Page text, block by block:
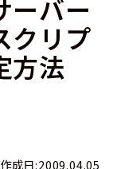
ーバー
クリプ
方法
作成日:2009.04.05